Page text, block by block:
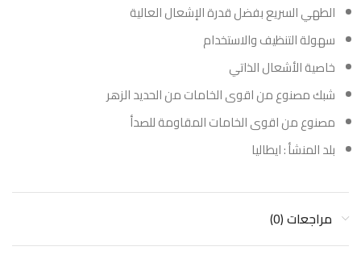
الطهي السريع بفضل قدرة الإشعال العالية
سهولة التنظيف والاستخدام
خاصية الأشعال الذاتي
شبك مصنوع من اقوى الخامات من الحديد الزهر
مصنوع من اقوى الخامات المقاومة للصدأ
بلد المنشأ : ايطاليا
مراجعات (0)